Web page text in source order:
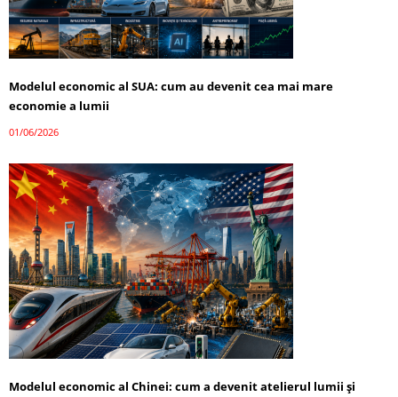
Modelul economic al SUA: cum au devenit cea mai mare
economie a lumii
01/06/2026
Modelul economic al Chinei: cum a devenit atelierul lumii și